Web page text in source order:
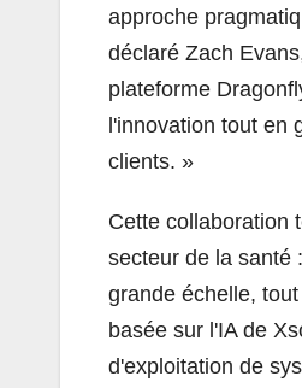
approche
déclaré Zach
plateforme
l'innovation tout en
clients. »
Cette collaboration
secteur de la santé
grande échelle,
basée sur l'IA de
d'exploitation de